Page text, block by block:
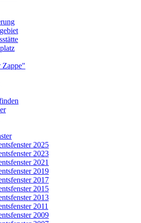
Zappe"
2025
2023
2021
2019
2017
2015
2013
2011
2009